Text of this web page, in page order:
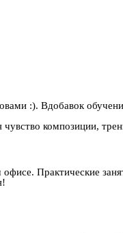
:). Вдобавок
композиции,
Практические